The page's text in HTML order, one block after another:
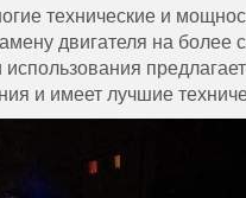
технические и
двигателя на
и имеет лучшие